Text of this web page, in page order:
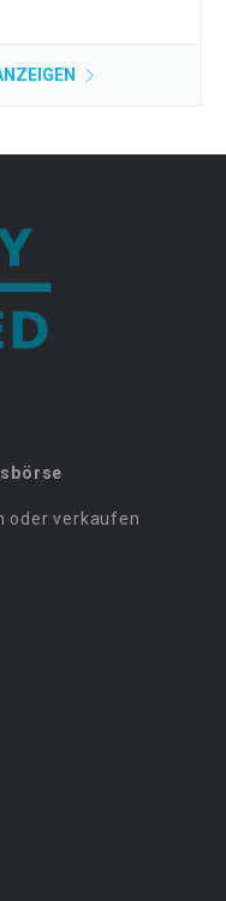
oder verkaufen